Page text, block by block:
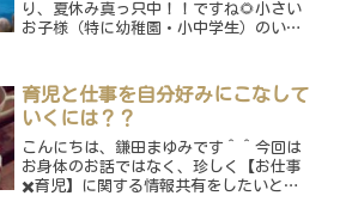
り、夏休み真っ只中！！ですね🌻小さい
お子様（特に幼稚園・小中学生）のいる
なく暑い。笑当院に来ていただくママさ
んからも、「子どもの体...
育児と仕事を自分好みにこなして
いくには？？
こんにちは、鎌田まゆみです＾＾今回は
お身体のお話ではなく、珍しく【お仕事
✖️育児】に関する情報共有をしたいと思